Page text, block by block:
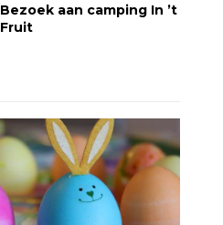
Bezoek aan camping In ’t
Fruit